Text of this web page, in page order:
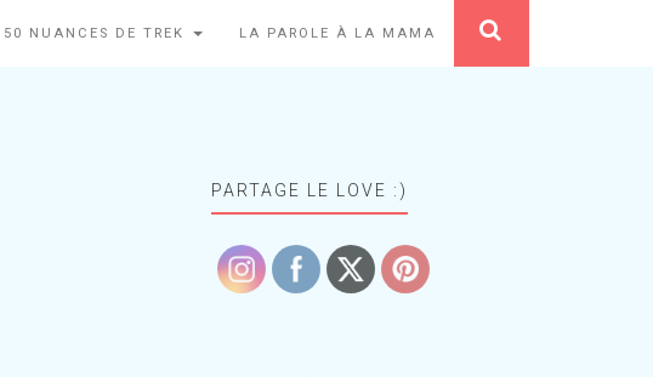
50 NUANCES DE TREK LA PAROLE À LA MAMA
PARTAGE LE LOVE :)